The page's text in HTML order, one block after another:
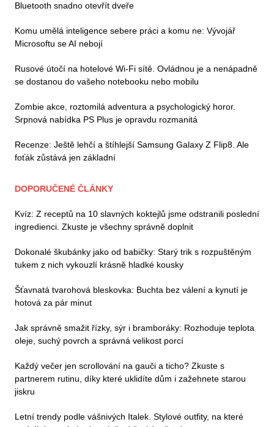
Bluetooth snadno otevřít dveře
Komu umělá inteligence sebere práci a komu ne: Vývojář
Microsoftu se AI nebojí
Rusové útočí na hotelové Wi-Fi sítě. Ovládnou je a nenápadně
se dostanou do vašeho notebooku nebo mobilu
Zombie akce, roztomilá adventura a psychologický horor.
Srpnová nabídka PS Plus je opravdu rozmanitá
Recenze: Ještě lehčí a štíhlejší Samsung Galaxy Z Flip8. Ale
foťák zůstává jen základní
DOPORUČENÉ ČLÁNKY
Kvíz: Z receptů na 10 slavných koktejlů jsme odstranili poslední
ingredienci. Zkuste je všechny správně doplnit
Dokonalé škubánky jako od babičky: Starý trik s rozpuštěným
tukem z nich vykouzlí krásně hladké kousky
Šťavnatá tvarohová bleskovka: Buchta bez válení a kynutí je
hotová za pár minut
Jak správně smažit řízky, sýr i bramboráky: Rozhoduje teplota
oleje, suchý povrch a správná velikost porcí
Každý večer jen scrollování na gauči a ticho? Zkuste s
partnerem rutinu, díky které uklidíte dům i zažehnete starou
jiskru
Letní trendy podle vášnivých Italek. Stylové outfity, na které